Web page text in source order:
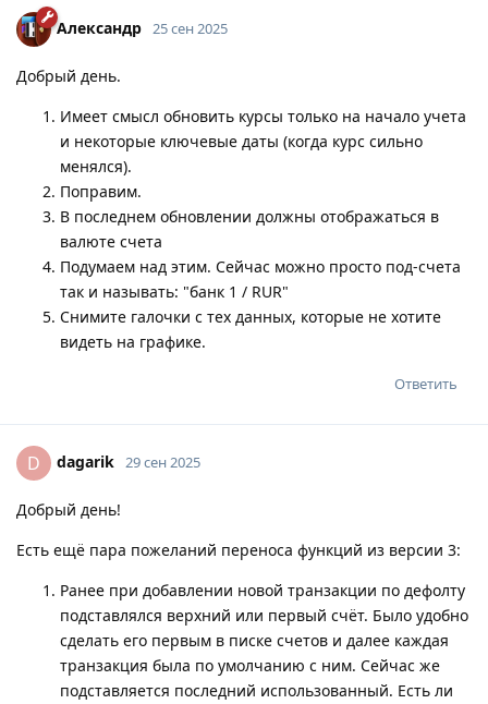
Александр 25 сен 2025
Добрый день.
Имеет смысл обновить курсы только на начало учета
и некоторые ключевые даты (когда курс сильно
менялся).
Поправим.
В последнем обновлении должны отображаться в
валюте счета
Подумаем над этим. Сейчас можно просто под-счета
так и называть: "банк 1 / RUR"
Снимите галочки с тех данных, которые не хотите
видеть на графике.
Ответить
D dagarik 29 сен 2025
Добрый день!
Есть ещё пара пожеланий переноса функций из версии 3:
Ранее при добавлении новой транзакции по дефолту
подставлялся верхний или первый счёт. Было удобно
сделать его первым в писке счетов и далее каждая
транзакция была по умолчанию с ним. Сейчас же
подставляется последний использованный. Есть ли